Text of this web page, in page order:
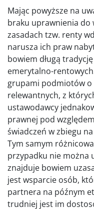
Mając powyższe na
braku uprawnienia do
zasadach tzw. renty
narusza ich praw
bowiem długą
emerytalno-
grupami podmiotów
relewantnych, z
ustawodawcy
prawnej pod
świadczeń w zbiegu
Tym samym
przypadku nie można
znajduje bowiem
jest wsparcie osób,
partnera na późnym
trudniej jest im